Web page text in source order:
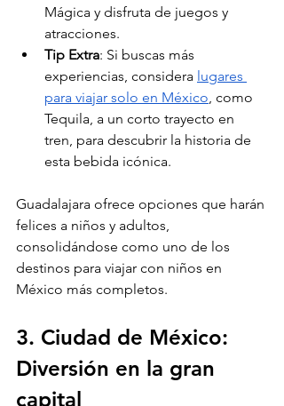
Mágica y disfruta de juegos y
atracciones.
Tip Extra: Si buscas más
experiencias, considera lugares
para viajar solo en México , como
Tequila, a un corto trayecto en
tren, para descubrir la historia de
esta bebida icónica.
Guadalajara ofrece opciones que harán
felices a niños y adultos,
consolidándose como uno de los
destinos para viajar con niños en
México más completos.
3. Ciudad de México:
Diversión en la gran
capital